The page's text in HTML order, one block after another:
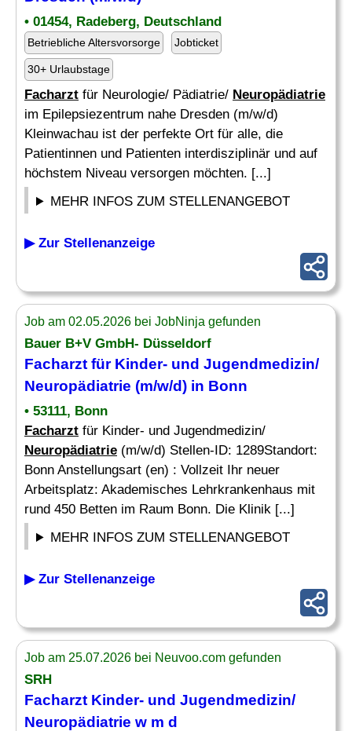
• 01454, Radeberg, Deutschland
Betriebliche Altersvorsorge Jobticket
30+ Urlaubstage
Facharzt für Neurologie/ Pädiatrie/ Neuropädiatrie
im Epilepsiezentrum nahe Dresden (m/w/d)
Kleinwachau ist der perfekte Ort für alle, die
Patientinnen und Patienten interdisziplinär und auf
höchstem Niveau versorgen möchten. [...]
MEHR INFOS ZUM STELLENANGEBOT
▶ Zur Stellenanzeige
Job am 02.05.2026 bei JobNinja gefunden
Bauer B+V GmbH- Düsseldorf
Facharzt für Kinder- und Jugendmedizin/
Neuropädiatrie (m/w/d) in Bonn
• 53111, Bonn
Facharzt für Kinder- und Jugendmedizin/
Neuropädiatrie (m/w/d) Stellen-ID: 1289Standort:
Bonn Anstellungsart (en) : Vollzeit Ihr neuer
Arbeitsplatz: Akademisches Lehrkrankenhaus mit
rund 450 Betten im Raum Bonn. Die Klinik [...]
MEHR INFOS ZUM STELLENANGEBOT
▶ Zur Stellenanzeige
Job am 25.07.2026 bei Neuvoo.com gefunden
SRH
Facharzt Kinder- und Jugendmedizin/
Neuropädiatrie w m d